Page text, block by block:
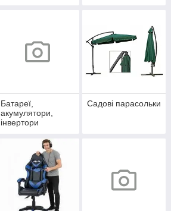
Батареї,
акумулятори,
інвертори
Садові парасольки